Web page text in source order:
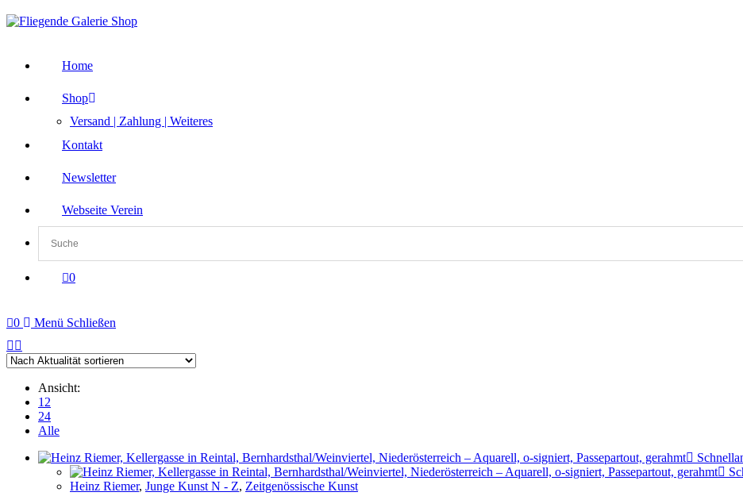
Zum
Inhalt
Home
Shop
Versand | Zahlung | Weiteres
Kontakt
Newsletter
Webseite Verein
0
0 Menü Schließen
Ansicht:
12
24
Alle
Heinz Riemer, Junge Kunst N - Z, Zeitgenössische Kunst